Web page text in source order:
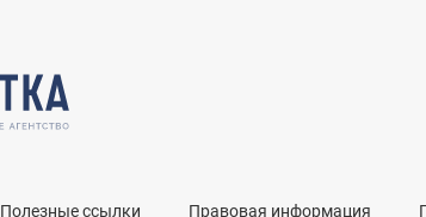
Полезные ссылки Правовая информация